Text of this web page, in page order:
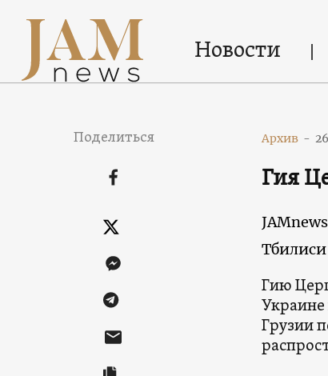
Новости
Поделиться Архив -
Гия
JAMnews
Тбилиси
Гию
Грузии